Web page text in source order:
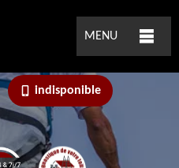
MENU
indisponible